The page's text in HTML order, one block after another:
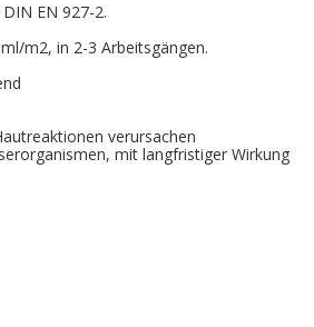
EN 927-2.
m2, in 2-3 Arbeitsgängen.
verursachen
mit langfristiger Wirkung